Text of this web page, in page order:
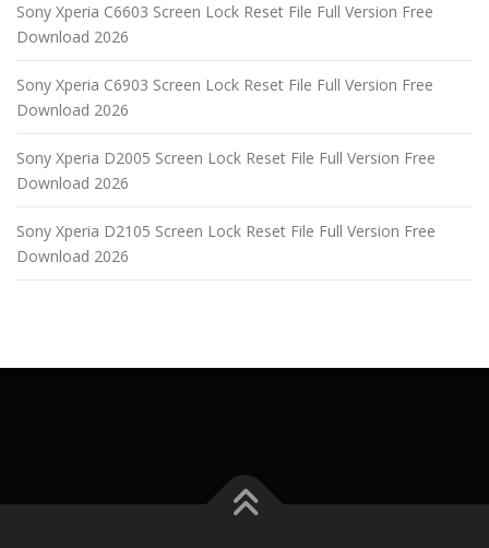
Sony Xperia C6603 Screen Lock Reset File Full Version Free
Download 2026
Sony Xperia C6903 Screen Lock Reset File Full Version Free
Download 2026
Sony Xperia D2005 Screen Lock Reset File Full Version Free
Download 2026
Sony Xperia D2105 Screen Lock Reset File Full Version Free
Download 2026